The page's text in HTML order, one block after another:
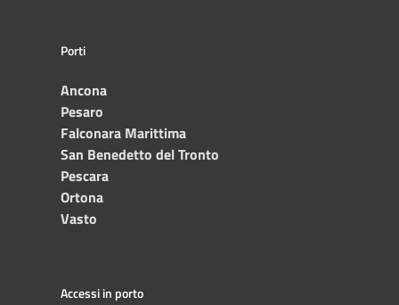
Porti
Ancona
Pesaro
Falconara Marittima
San Benedetto del Tronto
Pescara
Ortona
Vasto
Accessi in porto